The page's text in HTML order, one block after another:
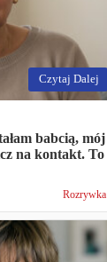
Czytaj Dalej
babcią, mój
na kontakt. To
Rozrywka